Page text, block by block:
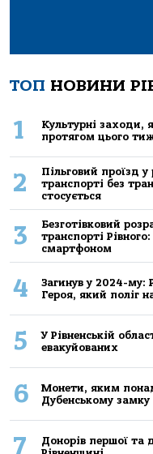
ТОП НОВИНИ
1
Культурні заходи,
протягом цього
2
Пільговий проїзд
транспорті без
стосується
3
Безготівковий
транспорті
смартфоном
4
Загинув у 2024-му:
Героя, який поліг
5
У Рівненській
евакуйованих
6
Монети, яким
Дубенському замку
7
Донорів першої та